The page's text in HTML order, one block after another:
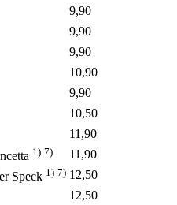
9,90
9,90
9,90
10,90
9,90
10,50
11,90
1) 7)
11,90
Speck 1) 7) 12,50
12,50